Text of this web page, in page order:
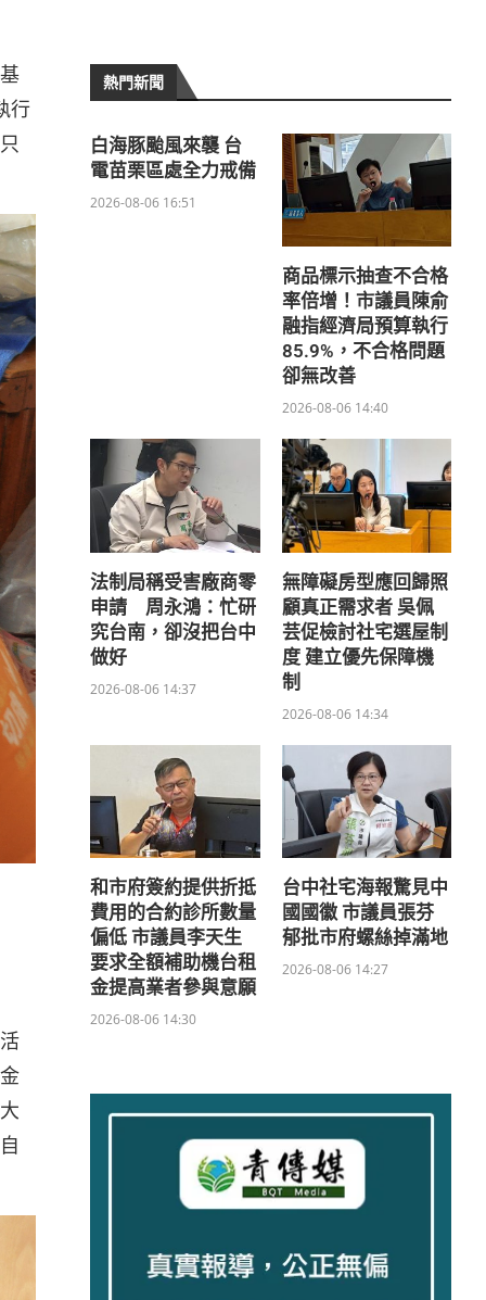
行
熱門新聞
白海豚颱風來襲 台
電苗栗區處全力戒備
2026-08-06 16:51
商品標示抽查不合格
率倍增！市議員陳俞
融指經濟局預算執行
85.9%，不合格問題
卻無改善
2026-08-06 14:40
法制局稱受害廠商零
申請 周永鴻：忙研
究台南，卻沒把台中
做好
2026-08-06 14:37
無障礙房型應回歸照
顧真正需求者 吳佩
芸促檢討社宅選屋制
度 建立優先保障機
制
2026-08-06 14:34
和市府簽約提供折抵
費用的合約診所數量
偏低 市議員李天生
要求全額補助機台租
金提高業者參與意願
2026-08-06 14:30
台中社宅海報驚見中
國國徽 市議員張芬
郁批市府螺絲掉滿地
2026-08-06 14:27